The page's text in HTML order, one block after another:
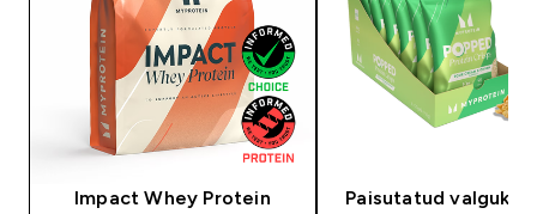
Impact Whey Protein Paisutatud